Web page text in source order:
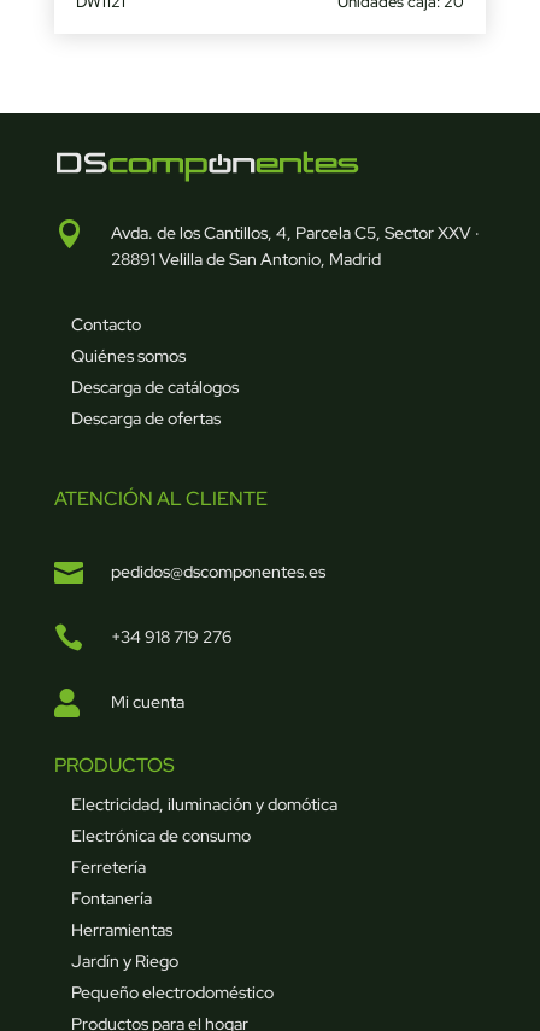

Avda. de los Cantillos, 4, Parcela C5, Sector XXV ·
28891 Velilla de San Antonio, Madrid
Contacto
Quiénes somos
Descarga de catálogos
Descarga de ofertas
ATENCIÓN AL CLIENTE
 pedidos@dscomponentes.es
 +34 918 719 276
 Mi cuenta
PRODUCTOS
Electricidad, iluminación y domótica
Electrónica de consumo
Ferretería
Fontanería
Herramientas
Jardín y Riego
Pequeño electrodoméstico
Productos para el hogar